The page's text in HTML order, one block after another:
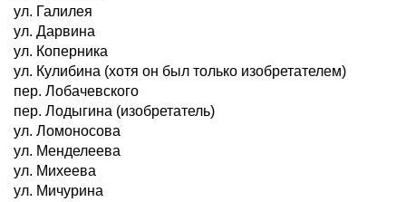
ул. Галилея
ул. Дарвина
ул. Коперника
ул. Кулибина (хотя он был только изобретателем)
пер. Лобачевского
пер. Лодыгина (изобретатель)
ул. Ломоносова
ул. Менделеева
ул. Михеева
ул. Мичурина